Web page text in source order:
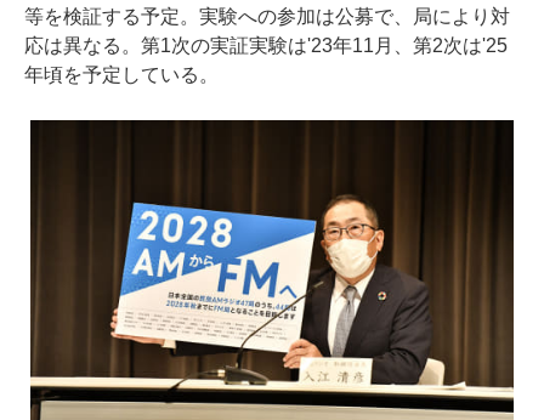
等を検証する予定。実験への参加は公募で、局により対
応は異なる。第1次の実証実験は'23年11月、第2次は'25
年頃を予定している。